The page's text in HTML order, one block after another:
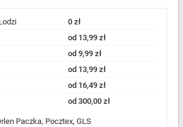
0 zł
od 13,99 zł
od 9,99 zł
od 13,99 zł
od 16,49 zł
od 300,00 zł
Paczka, Pocztex, GLS